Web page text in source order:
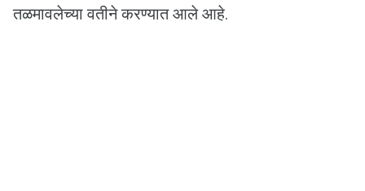
तळमावलेच्या वतीने करण्यात आले आहे.